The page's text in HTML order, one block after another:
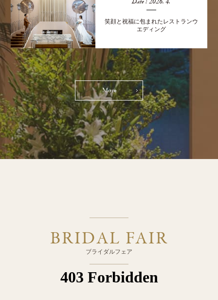
笑顔と祝福に包まれたレストランウ
エディング
More
BRIDAL FAIR
ブライダルフェア